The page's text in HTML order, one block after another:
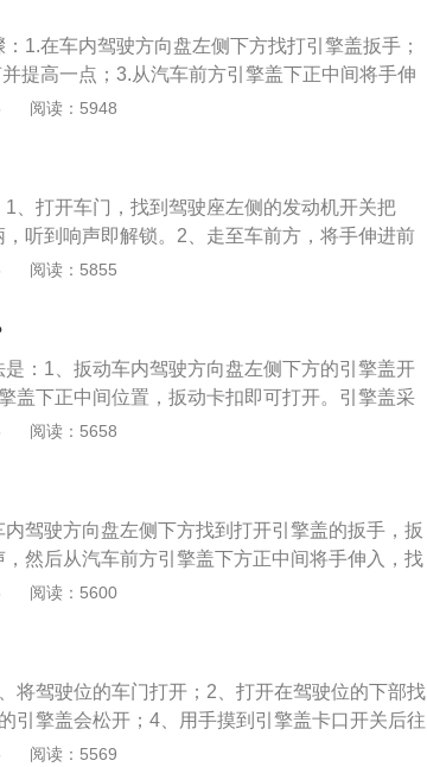
关一般位于中控台左侧的面板上，拉起发动机舱
弹起，将手伸入发动机舱盖前端中央位置，摸到
片向上抬起并保持，同时将发动机舱盖向上抬
动机舱盖支撑杆，将发动机支撑杆的一端放入支
1.在车内驾驶方向盘左侧下方找打引擎盖扳手；
提高一点；3.从汽车前方引擎盖下正中间将手伸
；4.扳下即可打开前引擎盖。迈腾源自和帕萨特B
新一代帕萨特的设计语言，全新的家族式前脸设
组合。
阅读：5948
、打开车门，找到驾驶座左侧的发动机开关把
听到响声即解锁。2、走至车前方，将手伸进前
开汽车引擎盖。新速腾引擎盖的作用：1、保护
高温高压易燃的环境下，存在由于过热或者是原
烧、泄露等事故，引擎盖可有效阻挡因爆炸引起
阅读：5855
：1、扳动车内驾驶方向盘左侧下方的引擎盖开
盖下正中间位置，扳动卡扣即可打开。引擎盖采
成，在降低发动机噪音的时候，能够同时隔离由
分别是：4865mm、1832mm、1471mm，轴距
阅读：5658
驾驶方向盘左侧下方找到打开引擎盖的扳手，扳
然后从汽车前方引擎盖下方正中间将手伸入，找
开引擎盖。引擎盖采用的是橡胶发泡棉和铝箔材
生产的一款B级轿车，长宽高分别为4866毫米、1
全方面，迈腾搭载了高级别的ESP电子稳定程
驶中躲避障碍物时造成的车身打滑，保障驾驶者
阅读：5600
将驾驶位的车门打开；2、打开在驾驶位的下部找
引擎盖会松开；4、用手摸到引擎盖卡口开关后往
开。速腾车身尺寸是：长4753mm、宽1800mm、
阅读：5569